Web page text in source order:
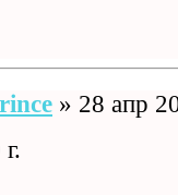
» 28 апр